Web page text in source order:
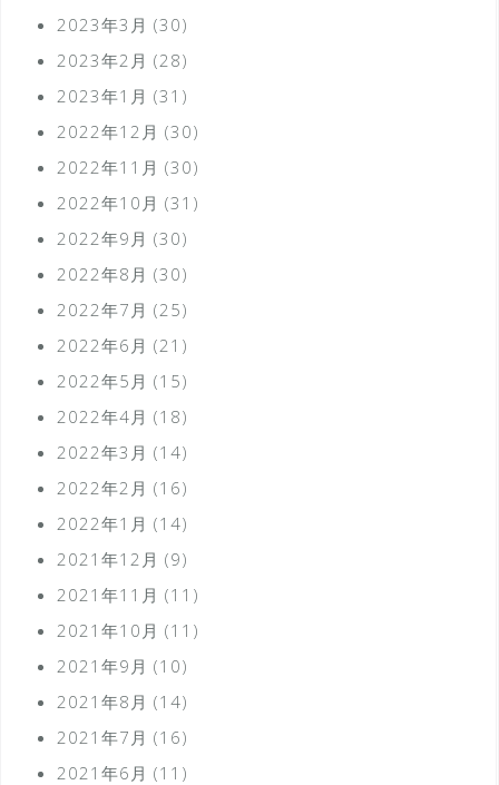
2023年3月 (30)
2023年2月 (28)
2023年1月 (31)
2022年12月 (30)
2022年11月 (30)
2022年10月 (31)
2022年9月 (30)
2022年8月 (30)
2022年7月 (25)
2022年6月 (21)
2022年5月 (15)
2022年4月 (18)
2022年3月 (14)
2022年2月 (16)
2022年1月 (14)
2021年12月 (9)
2021年11月 (11)
2021年10月 (11)
2021年9月 (10)
2021年8月 (14)
2021年7月 (16)
2021年6月 (11)